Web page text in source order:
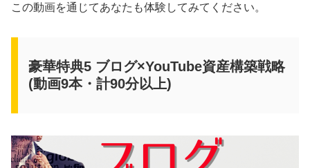
この動画を通じてあなたも体験してみてください。
豪華特典5 ブログ×YouTube資産構築戦略
(動画9本・計90分以上)